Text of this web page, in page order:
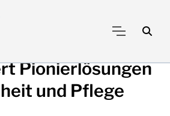
Pionierlösungen
und Pflege